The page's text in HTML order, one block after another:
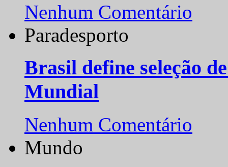
Nenhum Comentário
Paradesporto
Brasil define seleção
Mundial
Nenhum Comentário
Mundo